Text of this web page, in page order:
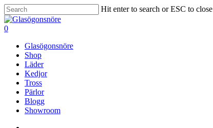
Skip
to
main
Hit enter to search or ESC to close
Close
Search
search
0
Glasögonsnöre
Shop
Läder
Kedjor
Tross
Pärlor
Blogg
Showroom